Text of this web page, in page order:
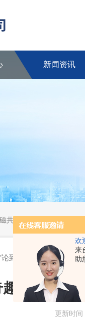
欢
来
助
新闻资讯
共振波谱仪、陶瓷反应器
论到底在说什么？
趣蛋”模型
更新时